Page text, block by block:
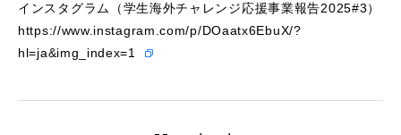
インスタグラム（学生海外チャレンジ応援事業報告2025#3）
https://www.instagram.com/p/DOaatx6EbuX/?
hl=ja&img_index=1